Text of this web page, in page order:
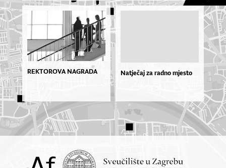
REKTOROVA NAGRADA Natječaj za radno mjesto